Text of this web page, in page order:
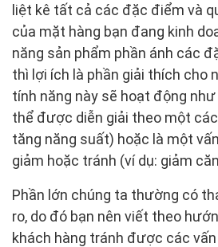
liệt kê tất cả các đặc điểm và
của mặt hàng bạn đang kinh
năng sản phẩm phần ánh các
thì lợi ích là phần giải thích cho
tính năng này sẽ hoạt động
thể được diễn giải theo một
tăng năng suất) hoặc là một
giảm hoặc tránh (ví dụ: giảm
Phần lớn chúng ta thường có
ro, do đó bạn nên viết theo
khách hàng tránh được các